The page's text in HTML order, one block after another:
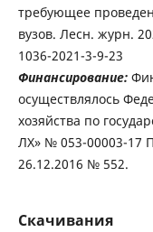
требующее
вузов. Лесн. журн.
1036-2021-3-9-23
Финансирование:
осуществлялось
хозяйства по
ЛХ» № 053-00003-17
26.12.2016 № 552.
Скачивания